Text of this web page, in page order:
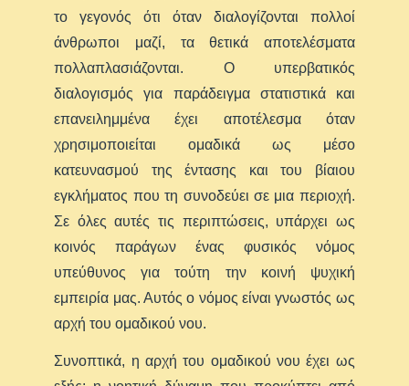
το γεγονός ότι όταν διαλογίζονται πολλοί
άνθρωποι μαζί, τα θετικά αποτελέσματα
πολλαπλασιάζονται. Ο υπερβατικός
διαλογισμός για παράδειγμα στατιστικά και
επανειλημμένα έχει αποτέλεσμα όταν
χρησιμοποιείται ομαδικά ως μέσο
κατευνασμού της έντασης και του βίαιου
εγκλήματος που τη συνοδεύει σε μια περιοχή.
Σε όλες αυτές τις περιπτώσεις, υπάρχει ως
κοινός παράγων ένας φυσικός νόμος
υπεύθυνος για τούτη την κοινή ψυχική
εμπειρία μας. Αυτός ο νόμος είναι γνωστός ως
αρχή του ομαδικού νου.
Συνοπτικά, η αρχή του ομαδικού νου έχει ως